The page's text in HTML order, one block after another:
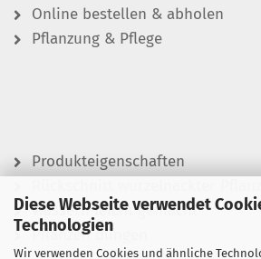
Diese Webseite verwendet
Technologien
Wir verwenden Cookies und ähnliche
Online bestellen & abholen
Pflanzung & Pflege
Produkteigenschaften
Wässern leicht gemacht
Pflanzen düngen